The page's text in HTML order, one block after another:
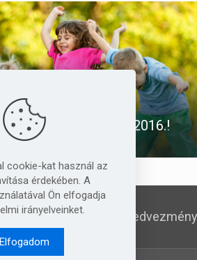
a PMGYIA-val 2016.!
cookie-kat használ az
érdekében. A
Ön elfogadja
irányelveinket.
Elfogadom